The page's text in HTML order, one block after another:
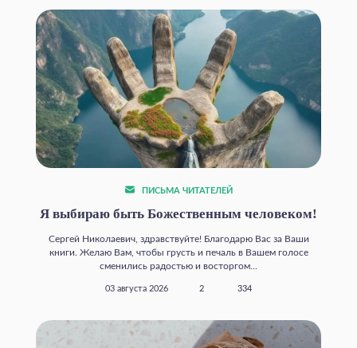
ПИСЬМА ЧИТАТЕЛЕЙ
Я выбираю быть Божественным человеком!
Сергей Николаевич, здравствуйте! Благодарю Вас за Ваши
книги. Желаю Вам, чтобы грусть и печаль в Вашем голосе
сменились радостью и восторгом...
03 августа 2026 2 334